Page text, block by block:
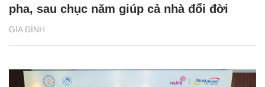
GIA ĐÌNH
pha, sau chục năm giúp cả nhà đổi đời